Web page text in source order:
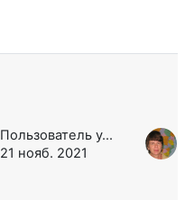
Пользователь удален
21 нояб. 2021